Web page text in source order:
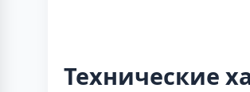
Технические